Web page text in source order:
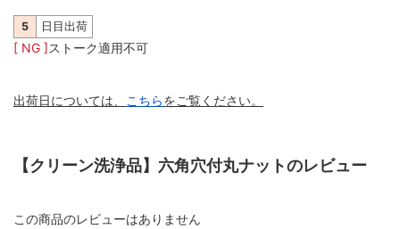
5 日目出荷
[ NG ]ストーク適用不可
出荷日については、 こちらをご覧ください。
【クリーン洗浄品】六角穴付丸ナットのレビュー
この商品のレビューはありません